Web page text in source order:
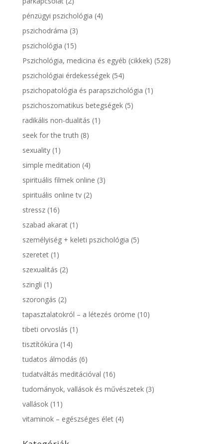
pénzügyi pszichológia (4)
pszichodráma (3)
pszichológia (15)
Pszichológia, medicina és egyéb (cikkek) (528)
pszichológiai érdekességek(54)
pszichopatológia és parapszichológia (1)
pszichoszomatikus betegségek(5)
radikális non-dualitás (1)
seek for the truth (8)
sexuality(1)
simple meditation (4)
spirituális filmek online (3)
spirituális online tv(2)
stressz(16)
szabad akarat(1)
személyiség + keleti pszichológia (5)
szeretet(1)
szexualitás (2)
szingli (1)
szorongás (2)
tapasztalatokról – a létezés öröme (10)
tibeti orvoslás (1)
tisztítókúra (14)
tudatos álmodás (6)
tudatváltás meditációval (16)
tudományok, vallások és művészetek(3)
vallások(11)
vitaminok – egészséges élet(4)